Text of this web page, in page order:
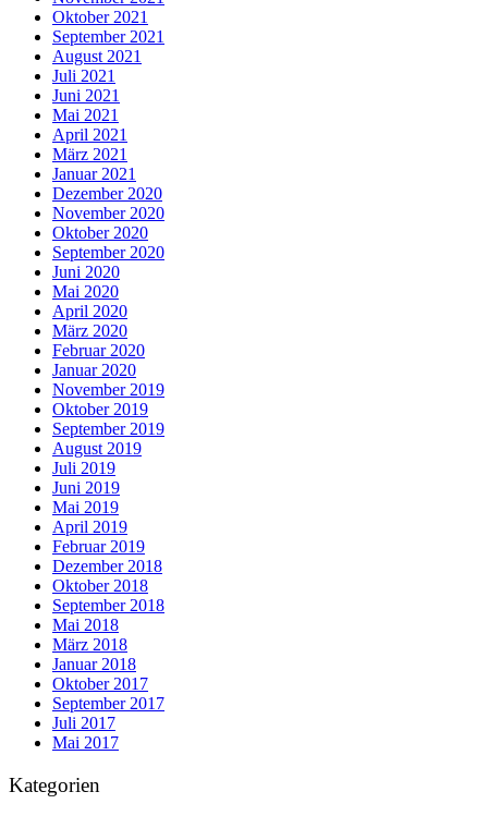
Oktober 2021
September 2021
August 2021
Juli 2021
Juni 2021
Mai 2021
April 2021
März 2021
Januar 2021
Dezember 2020
November 2020
Oktober 2020
September 2020
Juni 2020
Mai 2020
April 2020
März 2020
Februar 2020
Januar 2020
November 2019
Oktober 2019
September 2019
August 2019
Juli 2019
Juni 2019
Mai 2019
April 2019
Februar 2019
Dezember 2018
Oktober 2018
September 2018
Mai 2018
März 2018
Januar 2018
Oktober 2017
September 2017
Juli 2017
Mai 2017
Kategorien